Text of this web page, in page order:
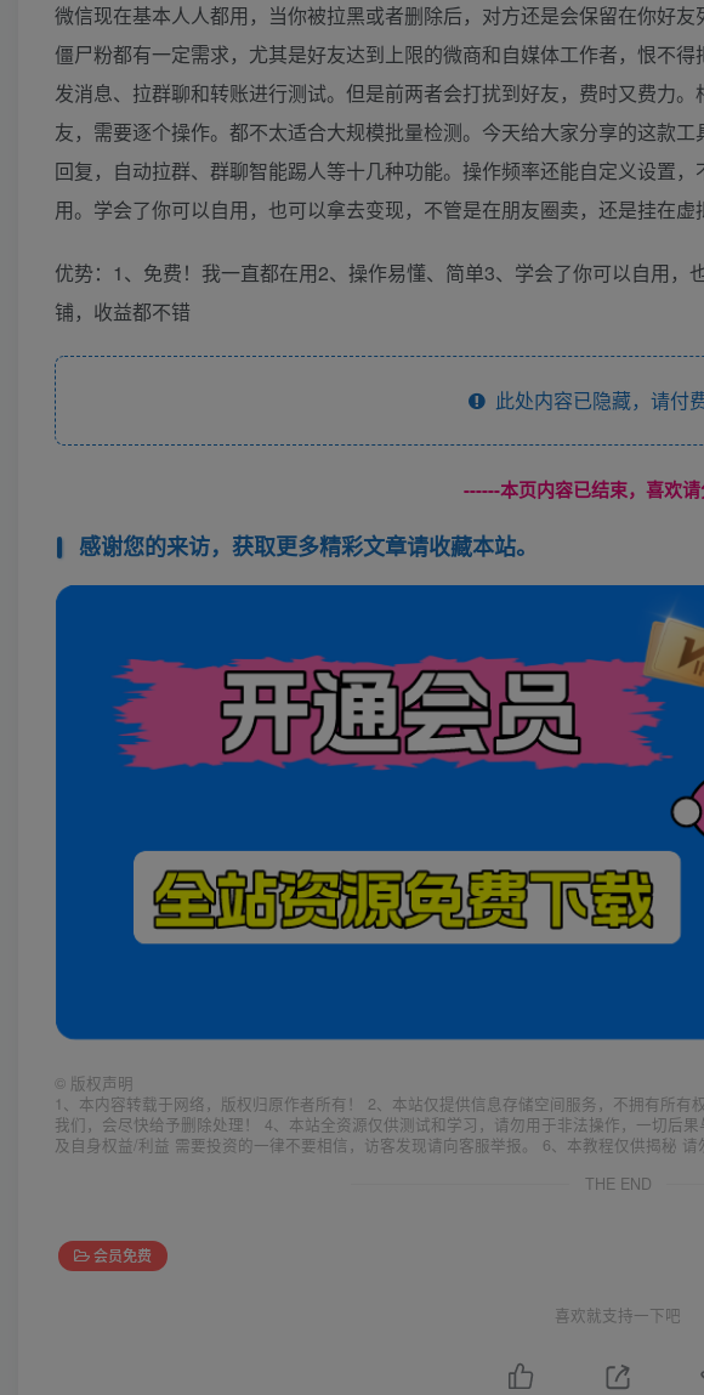
微信现在基本人人都用，当你被拉黑或者删除后，对方还是会保留在你好
僵尸粉都有一定需求，尤其是好友达到上限的微商和自媒体工作者，恨不
发消息、拉群聊和转账进行测试。但是前两者会打扰到好友，费时又费力
友，需要逐个操作。都不太适合大规模批量检测。今天给大家分享的这款
回复，自动拉群、群聊智能踢人等十几种功能。操作频率还能自定义设置
用。学会了你可以自用，也可以拿去变现，不管是在朋友圈卖，还是挂在虚
优势：1、免费！我一直都在用2、操作易懂、简单3、学会了你可以自用
铺，收益都不错
此处内容已隐藏，请付
------本页内容已结束，喜欢
感谢您的来访，获取更多精彩文章请收藏本站。
© 版权声明
1、本内容转载于网络，版权归原作者所有！ 2、本站仅提供信息存储空间服务，不拥有所
我们，会尽快给予删除处理！ 4、本站全资源仅供测试和学习，请勿用于非法操作，一切后
及自身权益/利益 需要投资的一律不要相信，访客发现请向客服举报。 6、本教程仅供揭秘
THE END
会员免费
喜欢就支持一下吧